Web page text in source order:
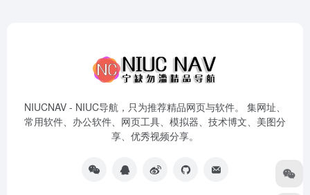
NIUCNAV - NIUC导航，只为推荐精品网页与软件。 集网址、
常用软件、办公软件、网页工具、模拟器、技术博文、美图分
享、优秀视频分享。